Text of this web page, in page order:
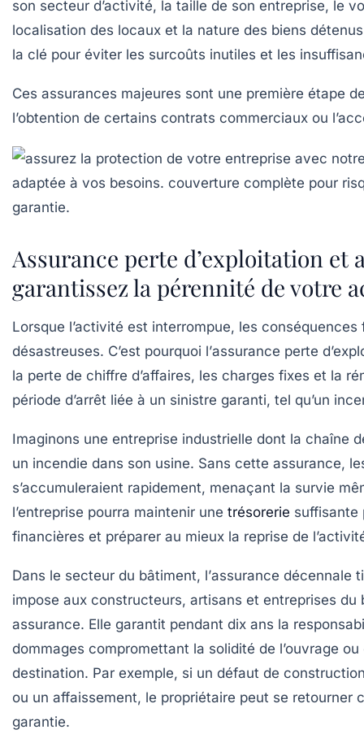
son secteur d’activité, la taille de son entreprise, le
localisation des locaux et la nature des biens
la clé pour éviter les surcoûts inutiles et les
Ces assurances majeures sont une première étape
l’obtention de certains contrats commerciaux ou
Assurance perte d’exploitation et
garantissez la pérennité de votre
Lorsque l’activité est interrompue, les
désastreuses. C’est pourquoi l’assurance perte
la perte de chiffre d’affaires, les charges fixes et la
période d’arrêt liée à un sinistre garanti, tel qu’un
Imaginons une entreprise industrielle dont la chaîne
un incendie dans son usine. Sans cette assurance,
s’accumuleraient rapidement, menaçant la survie
l’entreprise pourra maintenir une trésorerie suffisante
financières et préparer au mieux la reprise de
Dans le secteur du bâtiment, l’assurance décennale
impose aux constructeurs, artisans et entreprises du
assurance. Elle garantit pendant dix ans la
dommages compromettant la solidité de l’ouvrage
destination. Par exemple, si un défaut de
ou un affaissement, le propriétaire peut se retourner
garantie.